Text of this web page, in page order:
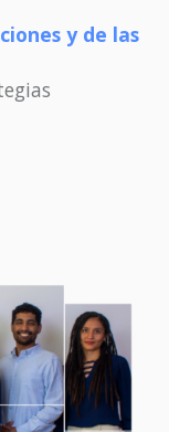
y de las